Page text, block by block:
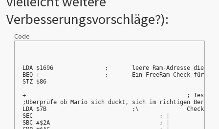
TSB $0DAC	;-Disables spin jumping
;;
RTL		;Return
Verbesserungsvorschläge?):
Code
LDA $1696		;	leere Ram-
BEQ +			;  	Ein
+	 				        ; Test
;Überprüfe ob Mario sich duckt, sich im richtigen
LDA $7B
SEC					; |